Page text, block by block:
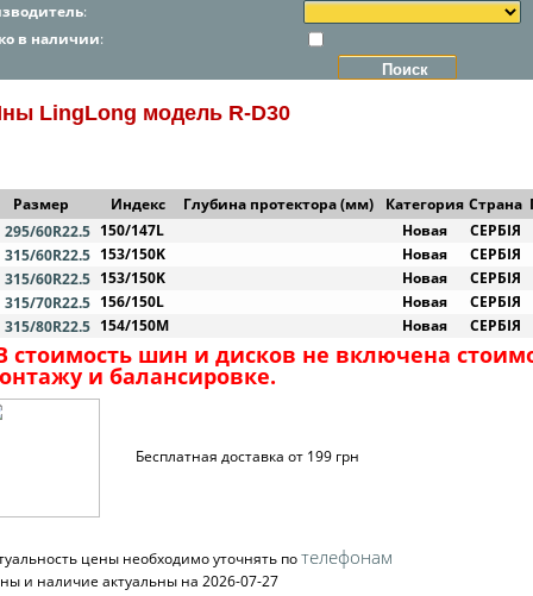
:
в наличии:
LingLong модель R-D30
Размер Индекс Глубина протектора (мм) Категория Страна
295/60R22.5 150/147L Новая
СЕРБІЯ
315/60R22.5 153/150K Новая
СЕРБІЯ
315/60R22.5 153/150K Новая
СЕРБІЯ
315/70R22.5 156/150L Новая
СЕРБІЯ
315/80R22.5 154/150M Новая СЕРБІЯ
стоимость шин и дисков не включена
и балансировке.
Бесплатная доставка от 199 грн
цены необходимо уточнять потелефонам
и наличие актуальны на 2026-07-27